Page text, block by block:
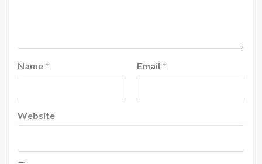
Name * Email *
Website